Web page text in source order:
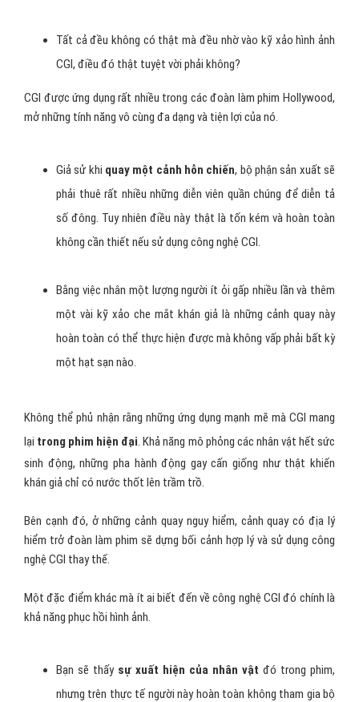
Tất cả đều không có thật mà đều nhờ vào kỹ xảo hình ảnh
CGI, điều đó thật tuyệt vời phải không?
CGI được ứng dụng rất nhiều trong các đoàn làm phim Hollywood,
mở những tính năng vô cùng đa dạng và tiện lợi của nó.
Giả sử khi quay một cảnh hỗn chiến, bộ phận sản xuất sẽ
phải thuê rất nhiều những diễn viên quần chúng để diễn tả
số đông. Tuy nhiên điều này thật là tốn kém và hoàn toàn
không cần thiết nếu sử dụng công nghệ CGI.
Bằng việc nhân một lượng người ít ỏi gấp nhiều lần và thêm
một vài kỹ xảo che mắt khán giả là những cảnh quay này
hoàn toàn có thể thực hiện được mà không vấp phải bất kỳ
một hạt sạn nào.
Không thể phủ nhận rằng những ứng dụng mạnh mẽ mà CGI mang
lại trong phim hiện đại. Khả năng mô phỏng các nhân vật hết sức
sinh động, những pha hành động gay cấn giống như thật khiến
khán giả chỉ có nước thốt lên trầm trồ.
Bên cạnh đó, ở những cảnh quay nguy hiểm, cảnh quay có địa lý
hiểm trở đoàn làm phim sẽ dựng bối cảnh hợp lý và sử dụng công
nghệ CGI thay thế.
Một đặc điểm khác mà ít ai biết đến về công nghệ CGI đó chính là
khả năng phục hồi hình ảnh.
Bạn sẽ thấy sự xuất hiện của nhân vật đó trong phim,
nhưng trên thực tế người này hoàn toàn không tham gia bộ